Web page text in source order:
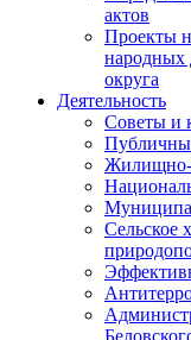
актов
Проекты
народных
округа
Деятельность
Советы и
Жилищно-
Сельское